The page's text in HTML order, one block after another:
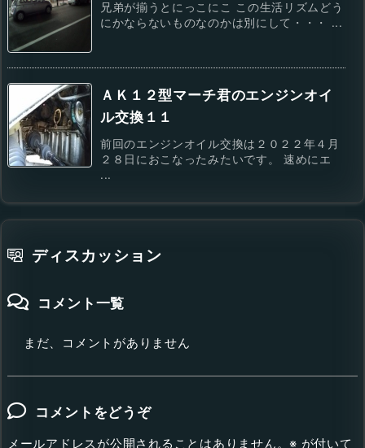
兄弟が揃うとにっこにこ この生活リズムどう
にかならないものなのかは別にして・・・ ...
ＡＫ１２型マーチ君のエンジンオイ
ル交換１１
前回のエンジンオイル交換は２０２２年４月
２８日におこなったみたいです。 速めにエ
...
ディスカッション
コメント一覧
まだ、コメントがありません
コメントをどうぞ
メールアドレスが公開されることはありません。 ※ が付いて